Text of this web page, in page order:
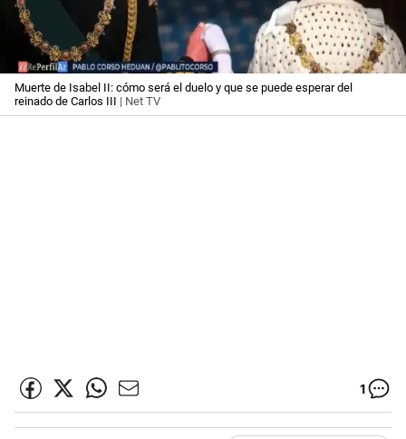
Muerte de Isabel II: cómo será el duelo y que se puede esperar del
reinado de Carlos III | Net TV
1